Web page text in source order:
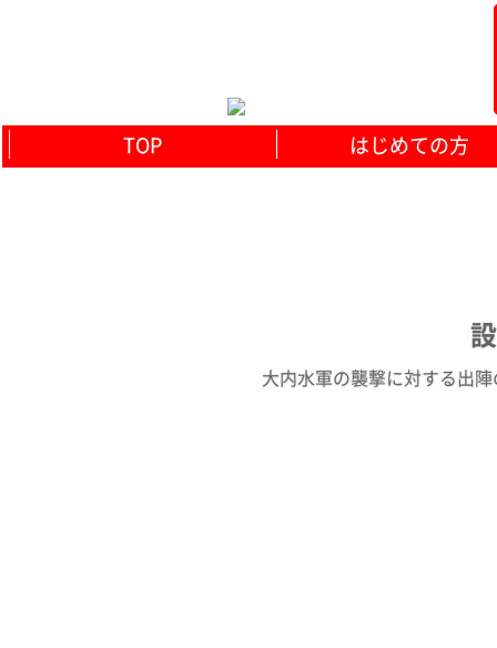
TOP はじめての方
大内水軍の襲撃に対する出